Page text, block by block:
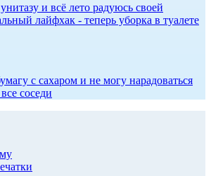
и всё лето радуюсь своей
лайфхак - теперь уборка в туалете
с сахаром и не могу нарадоваться
соседи